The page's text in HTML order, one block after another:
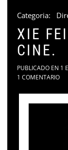
Categoria:
XIE
CINE.
PUBLICADO EN 1
1 COMENTARIO